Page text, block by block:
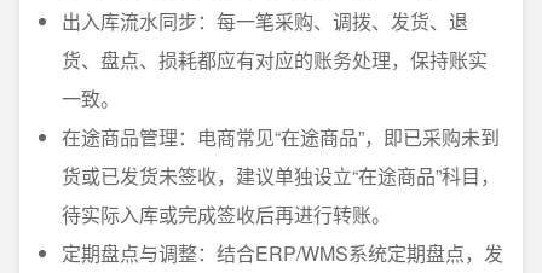
出入库流水同步：每一笔采购、调拨、发货、退
货、盘点、损耗都应有对应的账务处理，保持账实
一致。
在途商品管理：电商常见“在途商品”，即已采购未到
货或已发货未签收，建议单独设立“在途商品”科目，
待实际入库或完成签收后再进行转账。
定期盘点与调整：结合ERP/WMS系统定期盘点，发